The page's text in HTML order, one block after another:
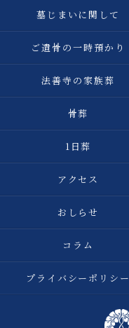
墓じまいに関して
ご遺骨の一時預かり
法善寺の家族葬
骨葬
1日葬
アクセス
おしらせ
コラム
プライバシーポリシー